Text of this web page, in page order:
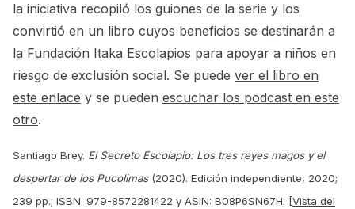
la iniciativa recopiló los guiones de la serie y los
convirtió en un libro cuyos beneficios se destinarán a
la Fundación Itaka Escolapios para apoyar a niños en
riesgo de exclusión social. Se puede ver el libro en
este enlace y se pueden escuchar los podcast en este
otro.
Santiago Brey. El Secreto Escolapio: Los tres reyes magos y el
despertar de los Pucolimas(2020). Edición independiente, 2020;
239 pp.; ISBN: 979-8572281422 y ASIN: B08P6SN67H. [Vista del